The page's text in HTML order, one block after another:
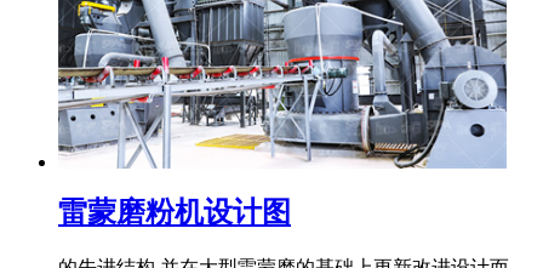
雷蒙磨粉机设计图